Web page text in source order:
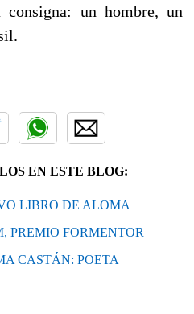
un hombre, un
EN ESTE BLOG:
LIBRO DE ALOMA
PREMIO FORMENTOR
CASTÁN: POETA